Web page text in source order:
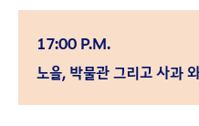
17:00 P.M.
노을, 박물관 그리고 사과